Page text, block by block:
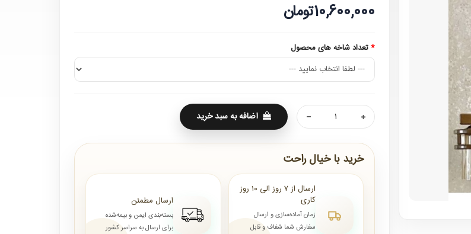
10,600,000تومان
تعداد شاخه های محصول
اضافه به سبد خرید
خرید با خیال راحت
ارسال از ۷ روز الی ۱۰ روز
کاری
زمان آماده‌سازی و ارسال
سفارش شما شفاف و قابل
ارسال مطمئن
بسته‌بندی ایمن و بیمه‌شده
برای ارسال به سراسر کشور